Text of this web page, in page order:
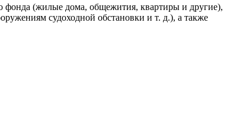
фонда (жилые дома, общежития, квартиры и другие),
судоходной обстановки и т. д.), а также